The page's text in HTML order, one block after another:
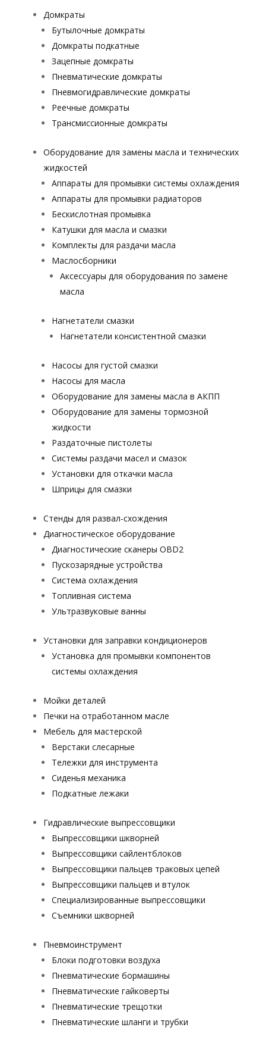
Домкраты
Бутылочные домкраты
Домкраты подкатные
Зацепные домкраты
Пневматические домкраты
Пневмогидравлические домкраты
Реечные домкраты
Трансмиссионные домкраты
Оборудование для замены масла и технических
жидкостей
Аппараты для промывки системы охлаждения
Аппараты для промывки радиаторов
Бескислотная промывка
Катушки для масла и смазки
Комплекты для раздачи масла
Маслосборники
Аксессуары для оборудования по замене
масла
Нагнетатели смазки
Нагнетатели консистентной смазки
Насосы для густой смазки
Насосы для масла
Оборудование для замены масла в АКПП
Оборудование для замены тормозной
жидкости
Раздаточные пистолеты
Системы раздачи масел и смазок
Установки для откачки масла
Шприцы для смазки
Стенды для развал-схождения
Диагностическое оборудование
Диагностические сканеры OBD2
Пускозарядные устройства
Система охлаждения
Топливная система
Ультразвуковые ванны
Установки для заправки кондиционеров
Установка для промывки компонентов
системы охлаждения
Мойки деталей
Печки на отработанном масле
Мебель для мастерской
Верстаки слесарные
Тележки для инструмента
Сиденья механика
Подкатные лежаки
Гидравлические выпрессовщики
Выпрессовщики шкворней
Выпрессовщики сайлентблоков
Выпрессовщики пальцев траковых цепей
Выпрессовщики пальцев и втулок
Специализированные выпрессовщики
Cъемники шкворней
Пневмоинструмент
Блоки подготовки воздуха
Пневматические бормашины
Пневматические гайковерты
Пневматические трещотки
Пневматические шланги и трубки